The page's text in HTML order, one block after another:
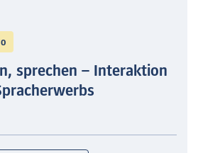
sprechen – Interaktion